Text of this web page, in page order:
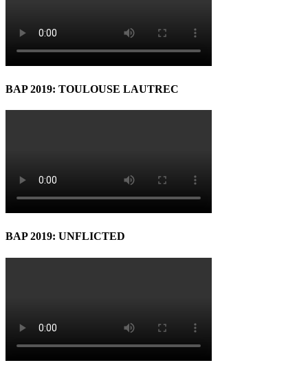
BAP 2019: TOULOUSE LAUTREC
BAP 2019: UNFLICTED